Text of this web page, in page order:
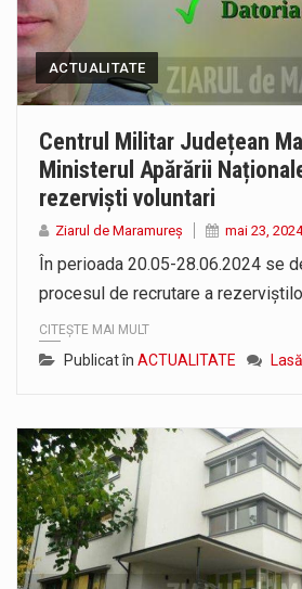
ACTUALITATE
Centrul Militar Județean
Ministerul Apărării
rezerviști voluntari
Ziarul de Maramureș mai 23, 2024
În perioada 20.05-28.06.2024 se
procesul de recrutare a
CITEȘTE MAI MULT
Publicat în ACTUALITATE